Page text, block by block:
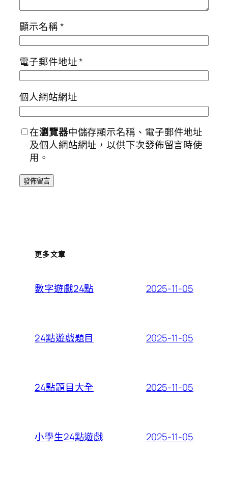
顯示名稱*
電子郵件地址*
個人網站網址
在瀏覽器中儲存顯示名稱、電子郵件地址
及個人網站網址，以供下次發佈留言時使
用。
更多文章
數字遊戲24點 2025-11-05
24點遊戲題目 2025-11-05
24點題目大全 2025-11-05
小學生24點遊戲 2025-11-05